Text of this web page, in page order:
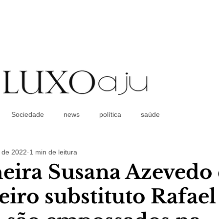
Coluna Social
Sociedade news política saúde
Susana Azevedo
substituto Rafael
2022 1 min de leitura